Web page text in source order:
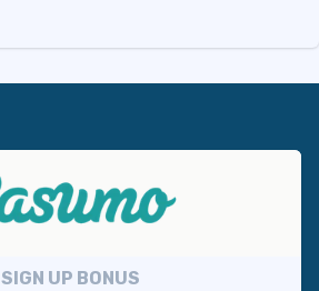
SIGN UP BONUS